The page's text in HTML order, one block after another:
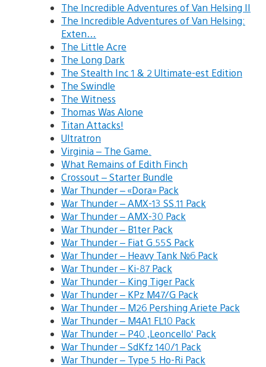
The Incredible Adventures of Van Helsing II
The Incredible Adventures of Van Helsing:
Exten…
The Little Acre
The Long Dark
The Stealth Inc 1 & 2 Ultimate-est Edition
The Swindle
The Witness
Thomas Was Alone
Titan Attacks!
Ultratron
Virginia – The Game.
What Remains of Edith Finch
Crossout – Starter Bundle
War Thunder – «Dora» Pack
War Thunder – AMX-13 SS.11 Pack
War Thunder – AMX-30 Pack
War Thunder – B1ter Pack
War Thunder – Fiat G.55S Pack
War Thunder – Heavy Tank №6 Pack
War Thunder – Ki-87 Pack
War Thunder – King Tiger Pack
War Thunder – KPz M47/G Pack
War Thunder – M26 Pershing Ariete Pack
War Thunder – M4A1 FL10 Pack
War Thunder – P40 ‚Leoncello‘ Pack
War Thunder – SdKfz 140/1 Pack
War Thunder – Type 5 Ho-Ri Pack